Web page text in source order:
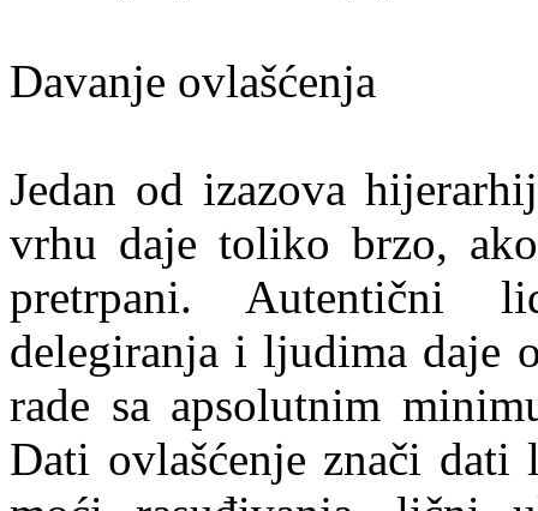
Davanje ovlašćenja
Jedan od izazova
vrhu daje toliko brzo,
pretrpani. Autentični
delegiranja i ljudima daje
rade sa apsolutnim
Dati ovlašćenje znači